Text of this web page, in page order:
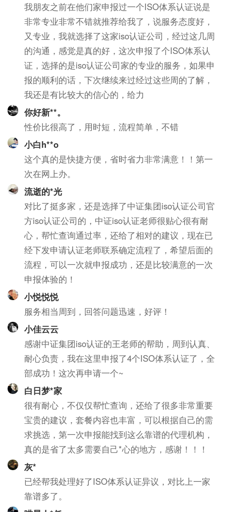
我朋友之前在他们家申报过一个ISO体系认证说是
非常专业非常不错就推荐给我了，说服务态度好，
又专业，我就选择了这家iso认证公司，经过这几周
的沟通，感觉是真的好，这次申报了个ISO体系认
证，选择的是iso认证公司家的专业的服务，如果申
报的顺利的话，下次继续来过经过这些周的了解，
我还是有比较大的信心的，给力
你好新**。
性价比很高了，用时短，流程简单，不错
小白h**o
这个真的是快捷方便，省时省力非常满意！！第一
次在网上办。
流逝的*光
对比了挺多家，还是选择了中证集团iso认证公司官
方iso认证公司的，中证iso认证老师很贴心很有耐
心，帮忙查询通过率，还给了相对的建议，现在已
经下发申请认证老师联系确定流程了，希望后面的
流程，可以一次就申报成功，还是比较满意的一次
申报体验的！
小悦悦悦
服务相当周到，回答问题迅速，好评！
小佳云云
感谢中证集团iso认证的王老师的帮助，周到认真、
耐心负责，我在这里申报了4个ISO体系认证了，全
部成功！这次再申请一个~
白日梦*家
很有耐心，不仅仅帮忙查询，还给了很多非常重要
宝贵的建议，套餐内容也丰富，可以根据自己的需
求挑选，第一次申报能找到这么靠谱的代理机构，
真的是省了太多需要自己*心的地方，感谢！！！
灰*
已经帮我处理好了ISO体系认证异议，对比上一家
靠谱多了。